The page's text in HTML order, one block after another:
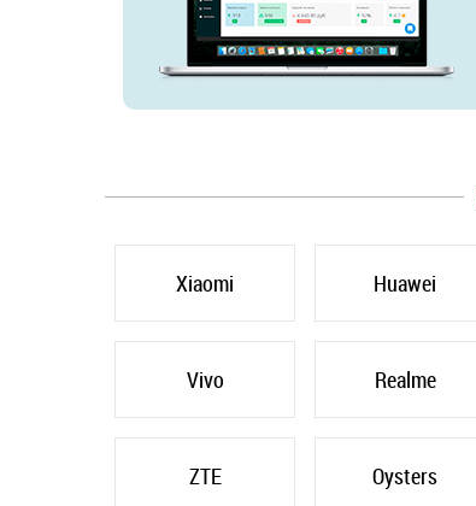
Xiaomi Huawei
Vivo Realme
ZTE Oysters